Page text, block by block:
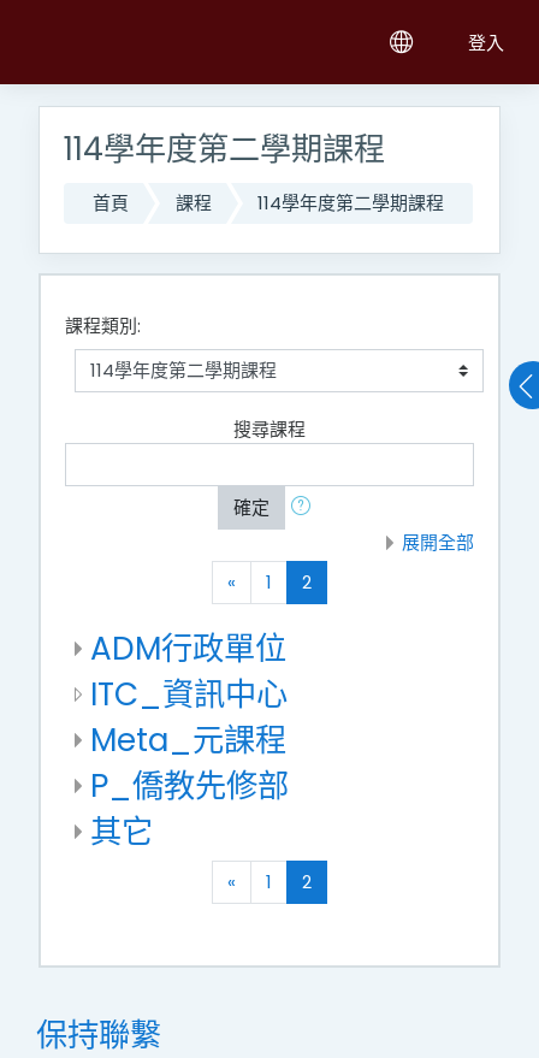
登入
114學年度第二學期課程
首頁 課程 114學年度第二學期課程
課程類別:
搜尋課程
確定
展開全部
« 向前1 2
ADM行政單位
ITC_資訊中心
Meta_元課程
P_僑教先修部
其它
« 向前1 2
保持聯繫